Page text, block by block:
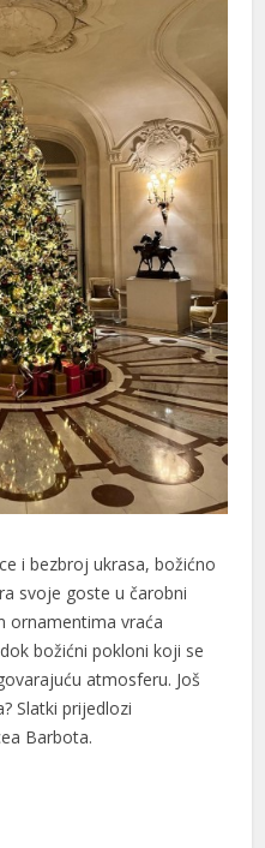
i bezbroj ukrasa, božićno
svoje goste u čarobni
ornamentima vraća
božićni pokloni koji se
atmosferu. Još
Slatki prijedlozi
Barbota.